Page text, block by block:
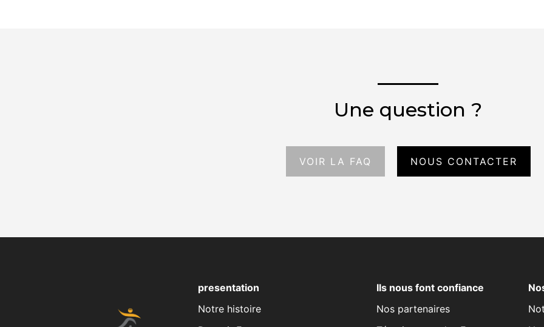
Une question ?
VOIR LA FAQ NOUS CONTACTER
presentation
Notre histoire
Ils nous font confiance
Nos partenaires